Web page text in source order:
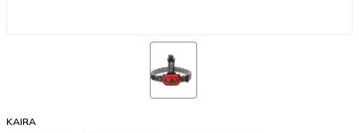
KAIRA